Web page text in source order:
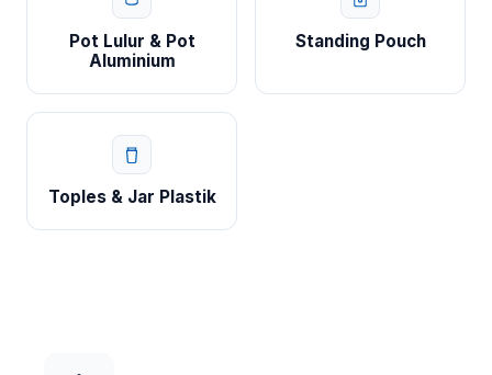
Pot Lulur & Pot
Aluminium
Standing Pouch
Toples & Jar Plastik